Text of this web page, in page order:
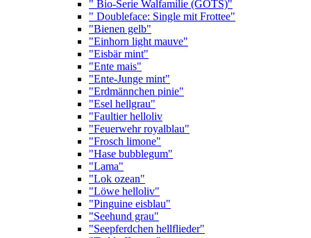
" Bio-Serie Walfamilie (GOTS)"
" Doubleface: Single mit Frottee"
"Bienen gelb"
"Einhorn light mauve"
"Eisbär mint"
"Ente mais"
"Ente-Junge mint"
"Erdmännchen pinie"
"Esel hellgrau"
"Faultier helloliv
"Feuerwehr royalblau"
"Frosch limone"
"Hase bubblegum"
"Lama"
"Lok ozean"
"Löwe helloliv"
"Pinguine eisblau"
"Seehund grau"
"Seepferdchen hellflieder"